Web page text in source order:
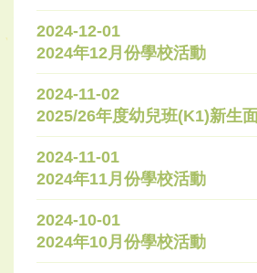
2024-12-01
2024年12月份學校活動
2024-11-02
2025/26年度幼兒班(K1)新生
2024-11-01
2024年11月份學校活動
2024-10-01
2024年10月份學校活動